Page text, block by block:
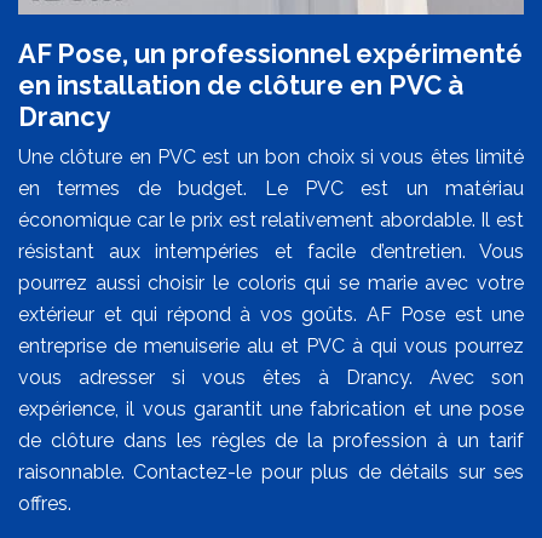
AF Pose, un professionnel expérimenté
en installation de clôture en PVC à
Drancy
Une clôture en PVC est un bon choix si vous êtes limité
en termes de budget. Le PVC est un matériau
économique car le prix est relativement abordable. Il est
résistant aux intempéries et facile d’entretien. Vous
pourrez aussi choisir le coloris qui se marie avec votre
extérieur et qui répond à vos goûts. AF Pose est une
entreprise de menuiserie alu et PVC à qui vous pourrez
vous adresser si vous êtes à Drancy. Avec son
expérience, il vous garantit une fabrication et une pose
de clôture dans les règles de la profession à un tarif
raisonnable. Contactez-le pour plus de détails sur ses
offres.